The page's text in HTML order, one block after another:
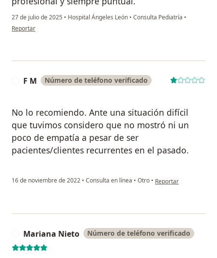
27 de julio de 2025 • Hospital Ángeles León • Consulta Pediatría •
en opinión del usuario Lizette Garcia
Reportar
F M Número de teléfono verificado
No lo recomiendo. Ante una situación difícil
que tuvimos considero que no mostró ni un
poco de empatía a pesar de ser
pacientes/clientes recurrentes en el pasado.
16 de noviembre de 2022 • Consulta en línea • Otro • en opinión del usuario
Reportar
Mariana Nieto Número de teléfono verificado